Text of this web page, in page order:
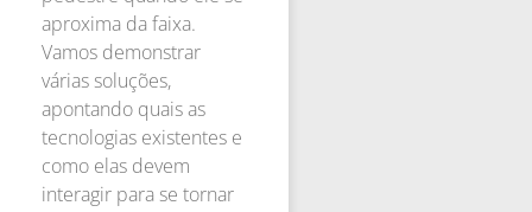
aproxima da faixa.
Vamos demonstrar
várias soluções,
apontando quais as
tecnologias existentes e
como elas devem
interagir para se tornar